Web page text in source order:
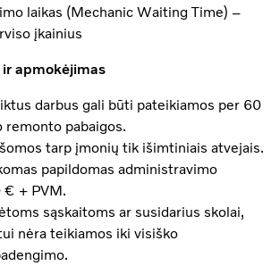
laikas (Mechanic Waiting Time) –
įkainius
apmokėjimas
darbus gali būti pateikiamos per 60
remonto pabaigos.
tarp įmonių tik išimtiniais atvejais.
papildomas administravimo
+ PVM.
sąskaitoms ar susidarius skolai,
nėra teikiamos iki visiško